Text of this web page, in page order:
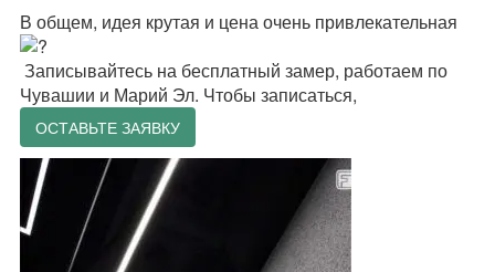
В общем, идея крутая и цена очень привлекательная
Записывайтесь на бесплатный замер, работаем по
Чувашии и Марий Эл. Чтобы записаться,
ОСТАВЬТЕ ЗАЯВКУ